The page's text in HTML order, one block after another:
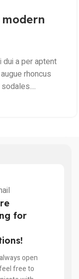
dui a per aptent
rhoncus
for
open
free to